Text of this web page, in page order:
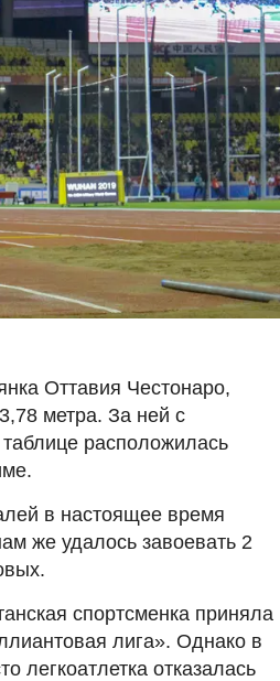
Оттавия Честонаро,
метра. За ней с
расположилась
в настоящее время
же удалось завоевать 2
спортсменка приняла
лига». Однако в
легкоатлетка отказалась